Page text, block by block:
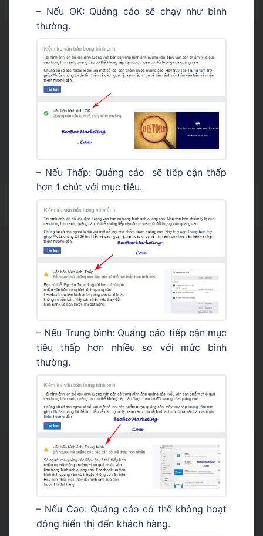
– Nếu OK: Quảng cáo sẽ chạy như bình
thường.
– Nếu Thấp: Quảng cáo sẽ tiếp cận thấp
hơn 1 chút với mục tiêu.
– Nếu Trung bình: Quảng cáo tiếp cận mục
tiêu thấp hơn nhiều so với mức bình
thường.
– Nếu Cao: Quảng cáo có thể không hoạt
động hiển thị đến khách hàng.